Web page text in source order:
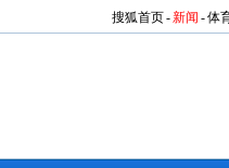
搜狐首页-新闻 -体